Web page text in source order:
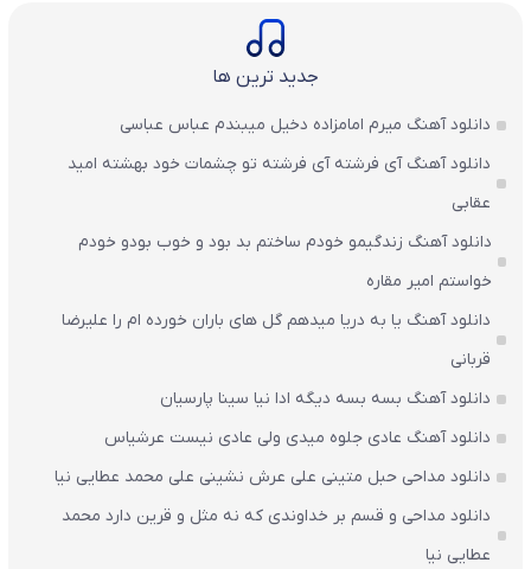
جدید ترین ها
دانلود آهنگ میرم امامزاده دخیل میبندم عباس عباسی
دانلود آهنگ آی فرشته آی فرشته تو چشمات خود بهشته امید
عقابی
دانلود آهنگ زندگیمو خودم ساختم بد بود و خوب بودو خودم
خواستم امیر مقاره
دانلود آهنگ یا به دریا میدهم گل های باران‌ خورده ام را علیرضا
قربانی
دانلود آهنگ بسه بسه دیگه ادا نیا سینا پارسیان
دانلود آهنگ عادی جلوه میدی ولی عادی نیست عرشیاس
دانلود مداحی حبل متینی علی عرش نشینی علی محمد عطایی نیا
دانلود مداحی و قسم بر خداوندی که نه مثل و قرین دارد محمد
عطایی نیا